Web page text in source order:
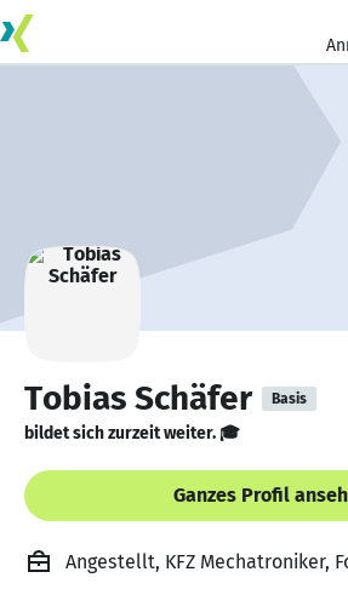
Tobias Schäfer Basis
bildet sich zurzeit weiter. 🎓
Ganzes Profil
Angestellt, KFZ Mechatroniker,